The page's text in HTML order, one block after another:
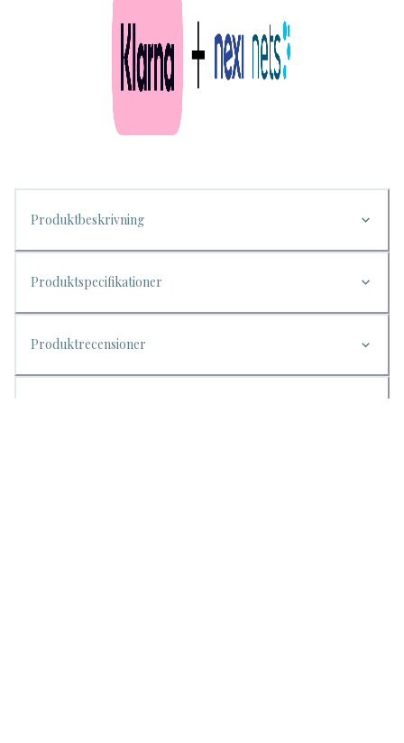
Produktbeskrivning
Produktspecifikationer
Produktrecensioner